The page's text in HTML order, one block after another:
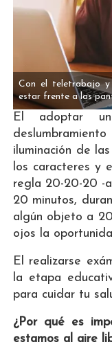
Con el teletrabajo y
estar frente a las
El adoptar
iluminación de
los caracteres y
regla 20-20-20 -
20 minutos,
algún objeto a
ojos la
El realizarse
la etapa
para cuidar tu
¿Por qué es
estamos al aire